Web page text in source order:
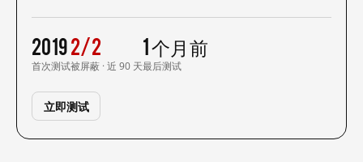
2019
首次测试
2/2
被屏蔽 · 近 90 天
1 个月前
最后测试
立即测试